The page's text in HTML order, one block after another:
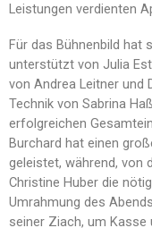
Leistungen verdienten
Für das Bühnenbild hat
unterstützt von Julia
von Andrea Leitner und
Technik von Sabrina
erfolgreichen
Burchard hat einen
geleistet, während, von
Christine Huber die
Umrahmung des
seiner Ziach, um